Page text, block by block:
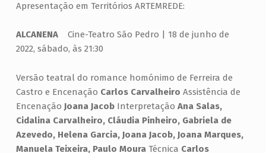
Apresentação em Territórios ARTEMREDE:
ALCANENA
Cine-Teatro São Pedro | 18 de junho de
2022, sábado, às 21:30
Versão teatral do romance homónimo de Ferreira de
Castro e Encenação Carlos Carvalheiro Assistência de
Encenação Joana JacobInterpretação Ana Salas,
Cidalina Carvalheiro, Cláudia Pinheiro, Gabriela de
Azevedo, Helena Garcia, Joana Jacob, Joana Marques,
Manuela Teixeira, Paulo MouraTécnica Carlos